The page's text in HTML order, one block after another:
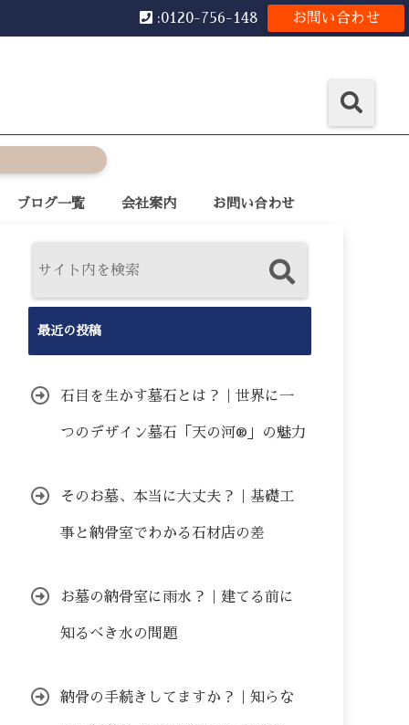
お問い合わせ
:0120-756-148
ブログ一覧 会社案内 お問い合わせ
最近の投稿
石目を生かす墓石とは？｜世界に一
つのデザイン墓石「天の河®」の魅力
そのお墓、本当に大丈夫？｜基礎工
事と納骨室でわかる石材店の差
お墓の納骨室に雨水？｜建てる前に
知るべき水の問題
納骨の手続きしてますか？｜知らな